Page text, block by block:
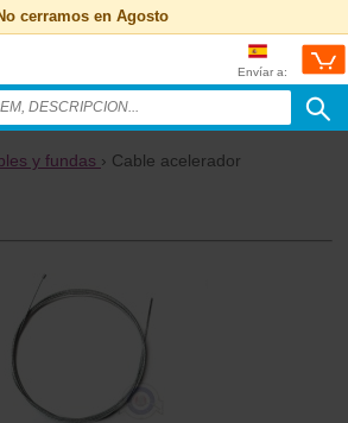
cerramos en Agosto
Envíar a:
y fundas › Cable acelerador